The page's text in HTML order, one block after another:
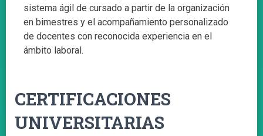
sistema ágil de cursado a partir de la organización
en bimestres y el acompañamiento personalizado
de docentes con reconocida experiencia en el
ámbito laboral.
CERTIFICACIONES
UNIVERSITARIAS